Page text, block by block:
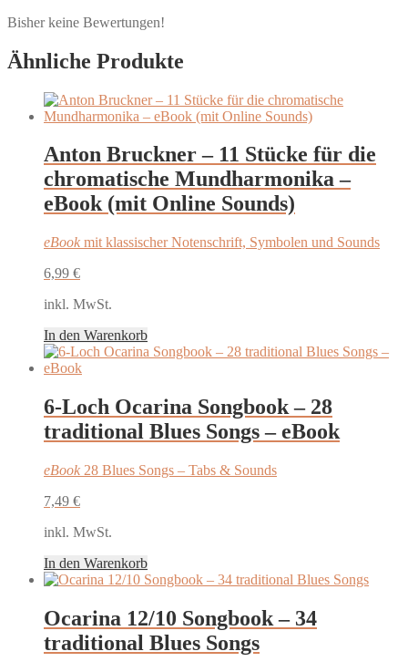
Bisher keine Bewertungen!
Ähnliche Produkte
Anton Bruckner – 11 Stücke für die
chromatische Mundharmonika –
eBook (mit Online Sounds)
eBook mit klassischer Notenschrift, Symbolen und Sounds
6,99 €
inkl. MwSt.
In den Warenkorb
6-Loch Ocarina Songbook – 28
traditional Blues Songs – eBook
eBook 28 Blues Songs – Tabs & Sounds
7,49 €
inkl. MwSt.
In den Warenkorb
Ocarina 12/10 Songbook – 34
traditional Blues Songs